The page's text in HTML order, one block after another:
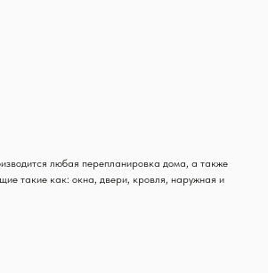
любая перепланировка дома, а также
такие как: окна, двери, кровля, наружная и